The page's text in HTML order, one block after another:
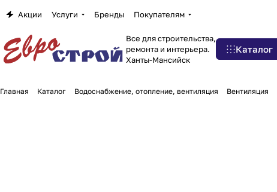
Акции Услуги Бренды Покупателям
Все для строительства,
ремонта и интерьера.
Ханты-Мансийск
Каталог
Главная Каталог Водоснабжение, отопление, вентиляция Вентиляция